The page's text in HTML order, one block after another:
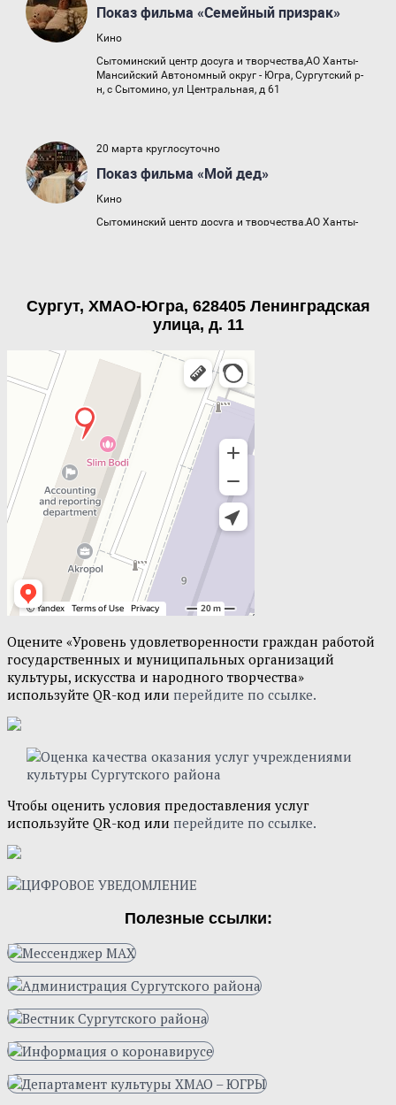
Сургут, ХМАО-Югра, 628405 Ленинградская
улица, д. 11
Оцените «Уровень удовлетворенности граждан работой
государственных и муниципальных организаций
культуры, искусства и народного творчества»
используйте QR-код или перейдите по ссылке.
Чтобы оценить условия предоставления услуг
используйте QR-код или перейдите по ссылке.
Полезные ссылки: